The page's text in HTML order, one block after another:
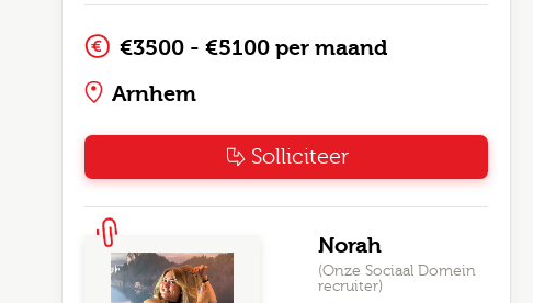
€3500 - €5100 per maand
Arnhem
Solliciteer
Norah
(Onze Sociaal Domein
recruiter)